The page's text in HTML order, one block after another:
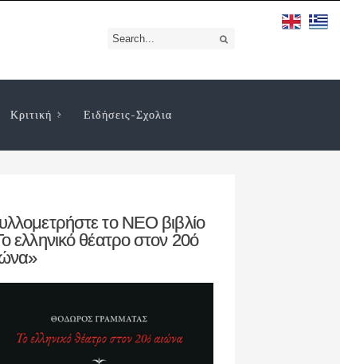
Κριτική Ειδήσεις-Σχολια
το ΝΕΟ βιβλίο
ελληνικό θέατρο στον 20ό